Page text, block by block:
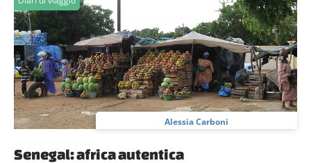
Alessia Carboni
Senegal: africa autentica